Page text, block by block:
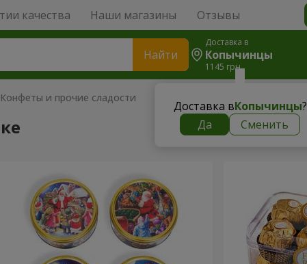
качества Наши магазины Отзывы
Найти
Доставка в
Копычинцы
1145 грн
Доставка вКопычинцы?
Да
Сменить
и прочие сладости